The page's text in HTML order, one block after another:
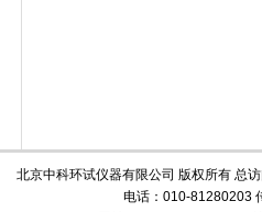
北京中科环试仪器有限公司 版权所有 总
电话：010-81280203